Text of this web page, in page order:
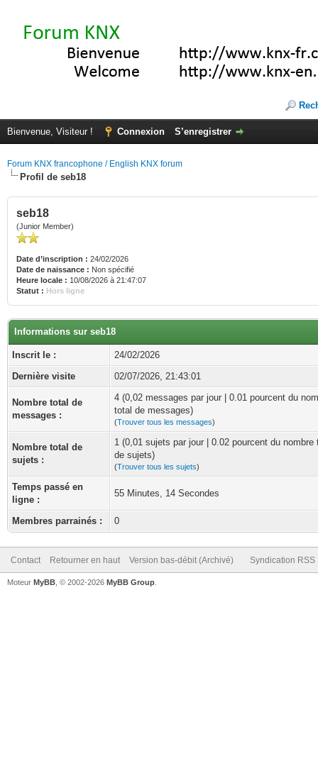
Bienvenue, Visiteur ! Connexion S’enregistrer
Forum KNX francophone / English KNX forum
Profil de seb18
seb18
(Junior Member)
Date d’inscription : 24/02/2026
Date de naissance : Non spécifié
Heure locale : 10/08/2026 à 21:47:07
Statut : Hors ligne
Informations sur seb18
Inscrit le :
24/02/2026
Dernière visite
02/07/2026, 21:43:01
Nombre total de
messages :
4 (0,02 messages par jour | 0.01 pourcent du
total de messages)
(Trouver tous les messages)
Nombre total de
sujets :
1 (0,01 sujets par jour | 0.02 pourcent du nombre
de sujets)
(Trouver tous les sujets)
Temps passé en
ligne :
55 Minutes, 14 Secondes
Membres parrainés : 0
Contact Retourner en haut Version bas-débit (Archivé) Syndication RSS
Moteur MyBB , © 2002-2026 MyBB Group